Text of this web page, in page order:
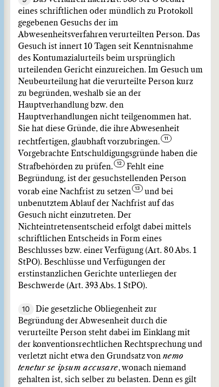
eines schriftlichen oder mündlich zu Protokoll
gegebenen Gesuchs der im
Abwesenheitsverfahren verurteilten Person. Das
Gesuch ist innert 10 Tagen seit Kenntnisnahme
des Kontumazialurteils beim ursprünglich
urteilenden Gericht einzureichen. Im Gesuch um
Neubeurteilung hat die verurteilte Person kurz
zu begründen, weshalb sie an der
Hauptverhandlung bzw. den
Hauptverhandlungen nicht teilgenommen hat.
Sie hat diese Gründe, die ihre Abwesenheit
rechtfertigen, glaubhaft vorzubringen.
Vorgebrachte Entschuldigungsgründe haben die
Strafbehörden zu prüfen.
Fehlt eine
Begründung, ist der gesuchstellenden Person
vorab eine Nachfrist zu setzen
und bei
unbenutztem Ablauf der Nachfrist auf das
Gesuch nicht einzutreten. Der
Nichteintretensentscheid erfolgt dabei mittels
schriftlichen Entscheids in Form eines
Beschlusses bzw. einer Verfügung (Art. 80 Abs. 1
StPO). Beschlüsse und Verfügungen der
erstinstanzlichen Gerichte unterliegen der
Beschwerde (Art. 393 Abs. 1 StPO).
10
Die gesetzliche Obliegenheit zur
Begründung der Abwesenheit durch die
verurteilte Person steht dabei im Einklang mit
der konventionsrechtlichen Rechtsprechung und
verletzt nicht etwa den Grundsatz von nemo
tenetur se ipsum accusare, wonach niemand
gehalten ist, sich selber zu belasten. Denn es gilt